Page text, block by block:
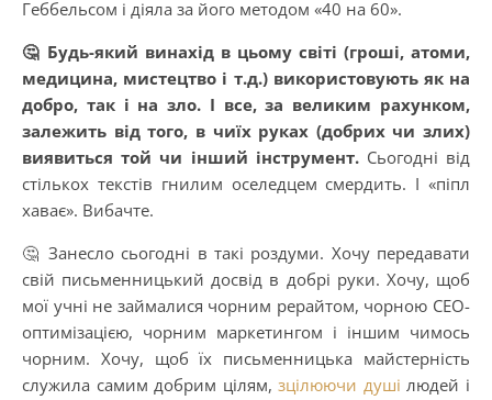
Геббельсом і діяла за його методом «40 на 60».
🤔 Будь-який винахід в цьому світі (гроші, атоми,
медицина, мистецтво і т.д.) використовують як на
добро, так і на зло. І все, за великим рахунком,
залежить від того, в чиїх руках (добрих чи злих)
виявиться той чи інший інструмент. Сьогодні від
стількох текстів гнилим оселедцем смердить. І «піпл
хаває». Вибачте.
🤔 Занесло сьогодні в такі роздуми. Хочу передавати
свій письменницький досвід в добрі руки. Хочу, щоб
мої учні не займалися чорним рерайтом, чорною СЕО-
оптимізацією, чорним маркетингом і іншим чимось
чорним. Хочу, щоб їх письменницька майстерність
служила самим добрим цілям,зцілюючи душі людей і